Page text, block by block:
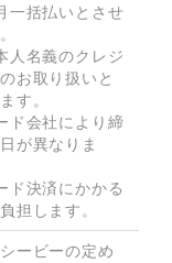
一括払いとさせ
人名義のクレジ
お取り扱いと
す。
ド会社により締
が異なりま
ド決済にかかる
ービーの定め